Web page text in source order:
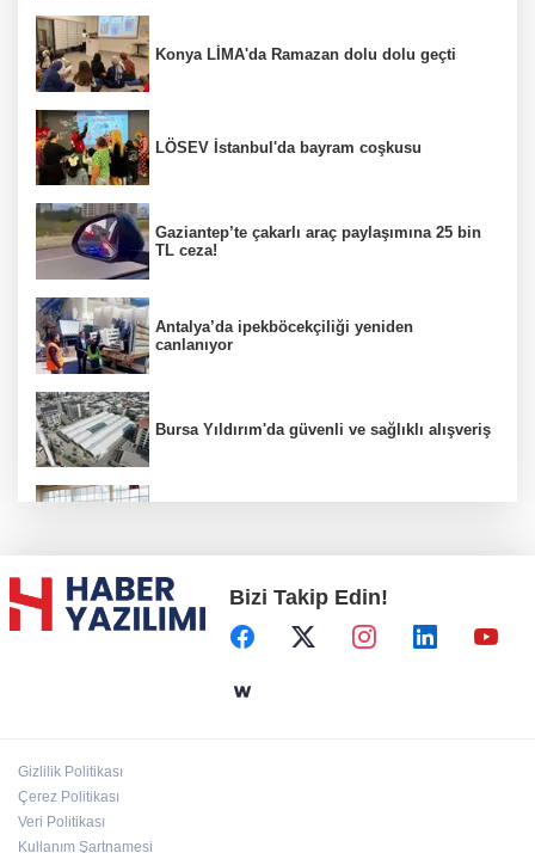
Konya LİMA'da Ramazan dolu dolu geçti
LÖSEV İstanbul'da bayram coşkusu
Gaziantep’te çakarlı araç paylaşımına 25 bin
TL ceza!
Antalya’da ipekböcekçiliği yeniden
canlanıyor
Bursa Yıldırım'da güvenli ve sağlıklı alışveriş
Başkent'in göletlerinde temizlik ve bakım
sürüyor
Bizi Takip Edin!
Gizlilik Politikası
Çerez Politikası
Veri Politikası
Kullanım Şartnamesi